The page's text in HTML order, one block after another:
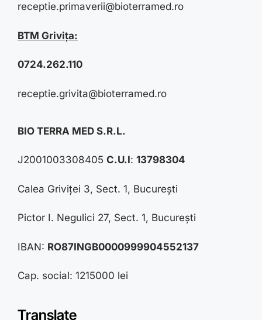
receptie.primaverii@bioterramed.ro
BTM Grivița:
0724.262.110
receptie.grivita@bioterramed.ro
BIO TERRA MED S.R.L.
J2001003308405 C.U.I: 13798304
Calea Griviței 3, Sect. 1, București
Pictor I. Negulici 27, Sect. 1, București
IBAN: RO87INGB0000999904552137
Cap. social: 1215000 lei
Translate